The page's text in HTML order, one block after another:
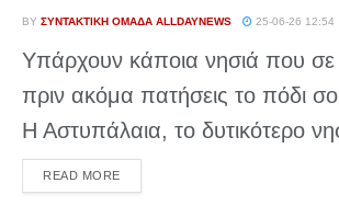
BY ΣΥΝΤΑΚΤΙΚΉ ΟΜΆΔΑ ALLDAYNEWS 25-06-26 12:54
Υπάρχουν κάποια νησιά που σε
πριν ακόμα πατήσεις το πόδι
Η Αστυπάλαια, το δυτικότερο
READ MOREDETAILS